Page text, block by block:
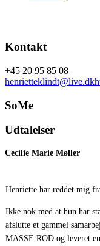
Kontakt
+45 20 95 85 08
henrietteklindt@live.dk
SoMe
Udtalelser
Cecilie Marie Møller
Henriette har reddet mig
Ikke nok med at hun har
afslutte et gammel
MASSE ROD og leveret